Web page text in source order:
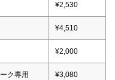
¥2,530
¥4,510
¥2,000
ク専用
¥3,080